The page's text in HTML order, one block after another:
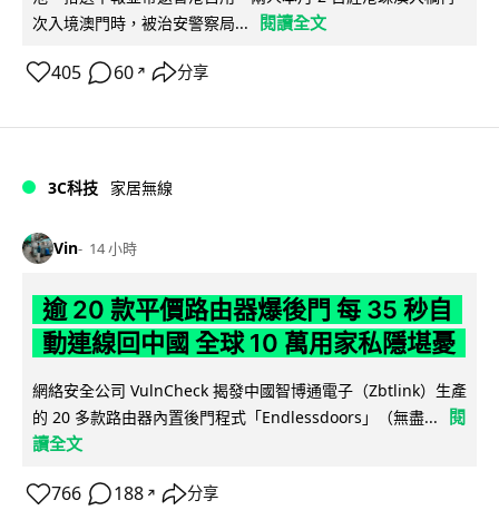
次入境澳門時，被治安警察局...
閱讀全文
405 60 ↗ 分享
3C科技 家居無線
Vin 14 小時
逾 20 款平價路由器爆後門 每 35 秒自
動連線回中國 全球 10 萬用家私隱堪憂
網絡安全公司 VulnCheck 揭發中國智博通電子（Zbtlink）生產
的 20 多款路由器內置後門程式「Endlessdoors」（無盡...
閱
讀全文
766 188 ↗ 分享